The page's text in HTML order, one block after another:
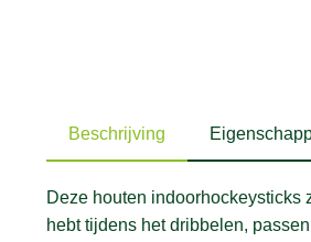
Beschrijving
Deze houten indoorhockeysticks
hebt tijdens het dribbelen,